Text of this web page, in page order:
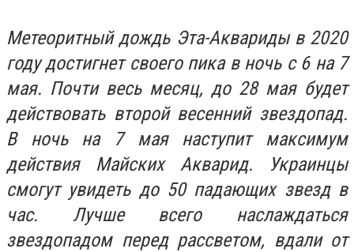
Метеоритный дождь Эта-Аквариды в 2020
году достигнет своего пика в ночь с 6 на 7
мая. Почти весь месяц, до 28 мая будет
действовать второй весенний звездопад.
В ночь на 7 мая наступит максимум
действия Майских Акварид. Украинцы
смогут увидеть до 50 падающих звезд в
час. Лучше всего наслаждаться
звездопадом перед рассветом, вдали от